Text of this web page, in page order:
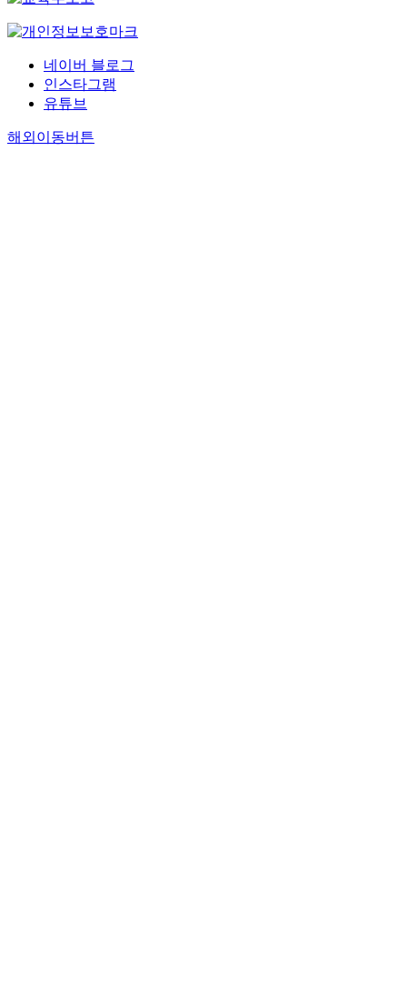
네이버 블로그
인스타그램
유튜브
해외이동버튼